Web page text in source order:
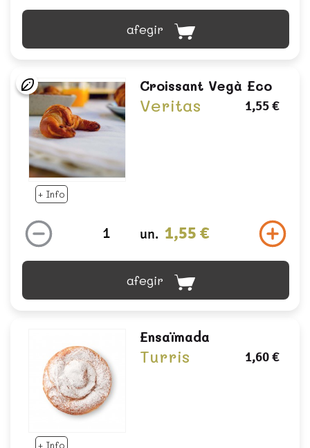
afegir
+ Info
Croissant Vegà Eco
Veritas 1,55 €
un. 1,55 €
afegir
+ Info
Ensaïmada
Turris 1,60 €